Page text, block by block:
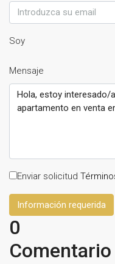
Soy
Mensaje
Enviar solicitud
Información requerida
0
Comentario